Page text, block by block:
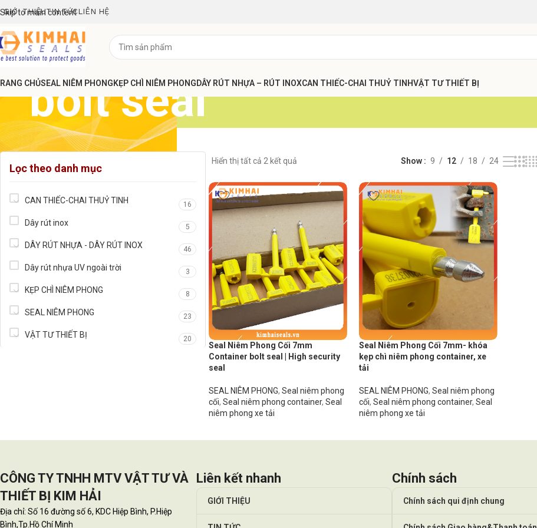
Skip to main content
GIỚI THIỆUTIN TỨC LIÊN HỆ
CHỦSEAL NIÊM PHONGKẸP CHÌ NIÊM PHONGDÂY RÚT NHỰA – RÚT INOXCAN THIẾC-CHAI THUỶ TINHVẬT TƯ THIẾT BỊ
bolt seal
Lọc theo danh mục
CAN THIẾC-CHAI THUỶ TINH 16
Dây rút inox 5
DÂY RÚT NHỰA - DÂY RÚT INOX 46
Dây rút nhựa UV ngoài trời 3
KẸP CHÌ NIÊM PHONG 8
SEAL NIÊM PHONG 23
VẬT TƯ THIẾT BỊ 20
Hiển thị tất cả 2 kết quả Show 9 12 18 24
Seal Niêm Phong Cối 7mm
Container bolt seal | High security
seal
SEAL NIÊM PHONG, Seal niêm phong
cối, Seal niêm phong container, Seal
niêm phong xe tải
Seal Niêm Phong Cối 7mm- khóa
kẹp chì niêm phong container, xe
tải
SEAL NIÊM PHONG, Seal niêm phong
cối, Seal niêm phong container, Seal
niêm phong xe tải
CÔNG TY TNHH MTV VẬT TƯ VÀ
THIẾT BỊ KIM HẢI
Địa chỉ: Số 16 đường số 6, KDC Hiệp Bình, P.Hiệp
Bình,Tp.Hồ Chí Minh
Liên kết nhanh
GIỚI THIỆU
Chính sách
Chính sách qui định chung